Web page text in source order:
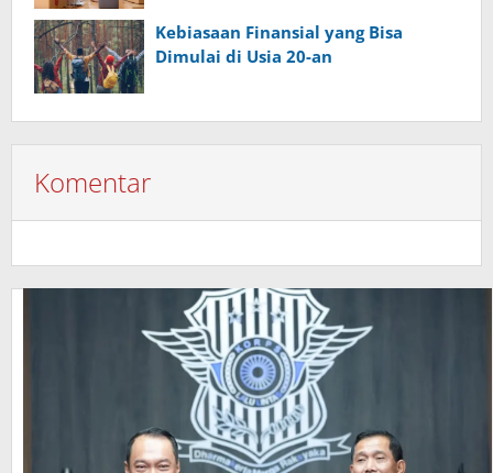
Kebiasaan Finansial yang Bisa
Dimulai di Usia 20-an
Komentar